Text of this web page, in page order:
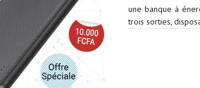
une banque à
trois sorties,